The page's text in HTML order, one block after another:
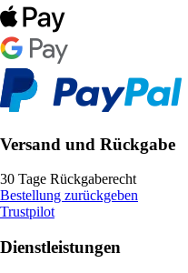
Versand und Rückgabe
30 Tage Rückgaberecht
Bestellung zurückgeben
Trustpilot
Dienstleistungen